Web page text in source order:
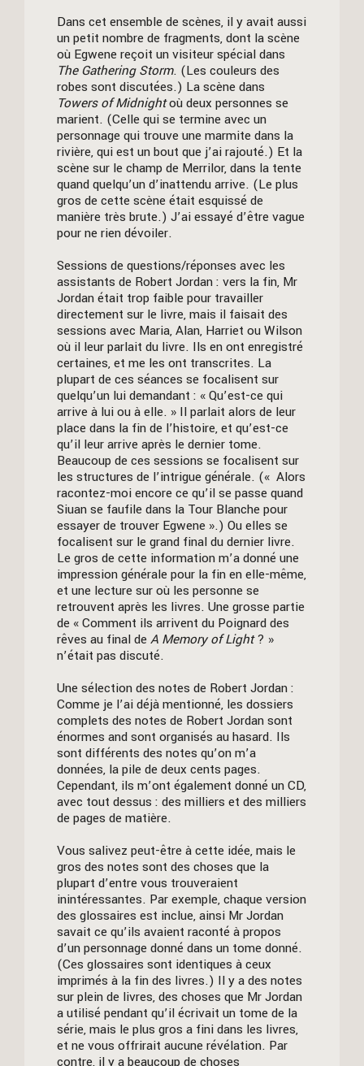
Dans cet ensemble de scènes, il y avait aussi
un petit nombre de fragments, dont la scène
où Egwene reçoit un visiteur spécial dans
The Gathering Storm. (Les couleurs des
robes sont discutées.) La scène dans
Towers of Midnightoù deux personnes se
marient. (Celle qui se termine avec un
personnage qui trouve une marmite dans la
rivière, qui est un bout que j’ai rajouté.) Et la
scène sur le champ de Merrilor, dans la tente
quand quelqu’un d’inattendu arrive. (Le plus
gros de cette scène était esquissé de
manière très brute.) J’ai essayé d’être vague
pour ne rien dévoiler.
Sessions de questions/réponses avec les
assistants de Robert Jordan : vers la fin, Mr
Jordan était trop faible pour travailler
directement sur le livre, mais il faisait des
sessions avec Maria, Alan, Harriet ou Wilson
où il leur parlait du livre. Ils en ont enregistré
certaines, et me les ont transcrites. La
plupart de ces séances se focalisent sur
quelqu’un lui demandant : « Qu’est-ce qui
arrive à lui ou à elle. » Il parlait alors de leur
place dans la fin de l’histoire, et qu’est-ce
qu’il leur arrive après le dernier tome.
Beaucoup de ces sessions se focalisent sur
les structures de l’intrigue générale. (« Alors
racontez-moi encore ce qu’il se passe quand
Siuan se faufile dans la Tour Blanche pour
essayer de trouver Egwene ».) Ou elles se
focalisent sur le grand final du dernier livre.
Le gros de cette information m’a donné une
impression générale pour la fin en elle-même,
et une lecture sur où les personne se
retrouvent après les livres. Une grosse partie
de « Comment ils arrivent du Poignard des
rêves au final deA Memory of Light? »
n’était pas discuté.
Une sélection des notes de Robert Jordan :
Comme je l’ai déjà mentionné, les dossiers
complets des notes de Robert Jordan sont
énormes and sont organisés au hasard. Ils
sont différents des notes qu’on m’a
données, la pile de deux cents pages.
Cependant, ils m’ont également donné un CD,
avec tout dessus : des milliers et des milliers
de pages de matière.
Vous salivez peut-être à cette idée, mais le
gros des notes sont des choses que la
plupart d’entre vous trouveraient
inintéressantes. Par exemple, chaque version
des glossaires est inclue, ainsi Mr Jordan
savait ce qu’ils avaient raconté à propos
d’un personnage donné dans un tome donné.
(Ces glossaires sont identiques à ceux
imprimés à la fin des livres.) Il y a des notes
sur plein de livres, des choses que Mr Jordan
a utilisé pendant qu’il écrivait un tome de la
série, mais le plus gros a fini dans les livres,
et ne vous offrirait aucune révélation. Par
contre, il y a beaucoup de choses